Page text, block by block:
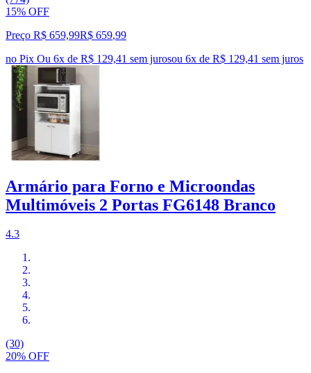
15% OFF
Preço R$ 659,99R$ 659,99
no Pix Ou 6x de R$ 129,41 sem jurosou 6x de R$ 129,41 sem juros
Armário para Forno e Microondas
Multimóveis 2 Portas FG6148 Branco
4.3
(30)
20% OFF